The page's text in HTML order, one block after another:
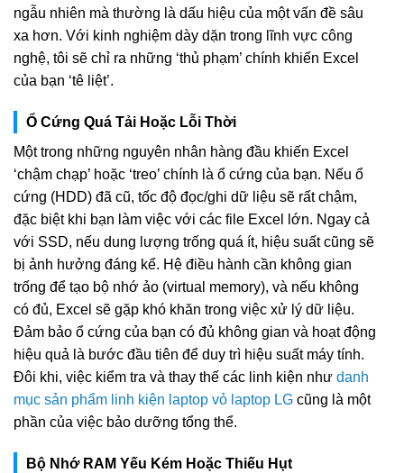
ngẫu nhiên mà thường là dấu hiệu của một vấn đề sâu
xa hơn. Với kinh nghiệm dày dặn trong lĩnh vực công
nghệ, tôi sẽ chỉ ra những ‘thủ phạm’ chính khiến Excel
của bạn ‘tê liệt’.
Ổ Cứng Quá Tải Hoặc Lỗi Thời
Một trong những nguyên nhân hàng đầu khiến Excel
‘chậm chạp’ hoặc ‘treo’ chính là ổ cứng của bạn. Nếu ổ
cứng (HDD) đã cũ, tốc độ đọc/ghi dữ liệu sẽ rất chậm,
đặc biệt khi bạn làm việc với các file Excel lớn. Ngay cả
với SSD, nếu dung lượng trống quá ít, hiệu suất cũng sẽ
bị ảnh hưởng đáng kể. Hệ điều hành cần không gian
trống để tạo bộ nhớ ảo (virtual memory), và nếu không
có đủ, Excel sẽ gặp khó khăn trong việc xử lý dữ liệu.
Đảm bảo ổ cứng của bạn có đủ không gian và hoạt động
hiệu quả là bước đầu tiên để duy trì hiệu suất máy tính.
Đôi khi, việc kiểm tra và thay thế các linh kiện như danh
mục sản phẩm linh kiện laptop vỏ laptop LG cũng là một
phần của việc bảo dưỡng tổng thể.
Bộ Nhớ RAM Yếu Kém Hoặc Thiếu Hụt